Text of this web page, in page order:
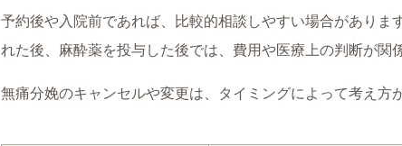
予約後や入院前であれば、比較的相談しやすい場合があり
れた後、麻酔薬を投与した後では、費用や医療上の判断が関
無痛分娩のキャンセルや変更は、タイミングによって考え方